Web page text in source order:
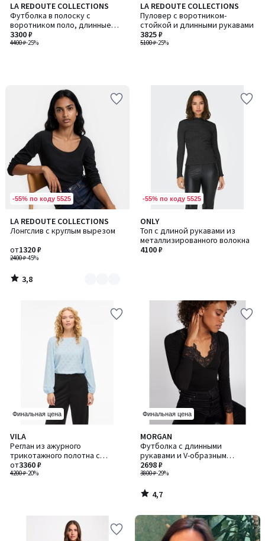
LA REDOUTE COLLECTIONS
Футболка в полоску с
воротником поло, длинные
рукава
4400 ₽-25%
3300 ₽
LA REDOUTE COLLECTIONS
Пуловер с воротником-
стойкой и длинными рукавами
5100 ₽-25%
3825 ₽
-55% по коду 5525
LA REDOUTE COLLECTIONS
Лонгслив с круглым вырезом
2400 ₽-45%
от1320 ₽
3,8
/ 5
Количество
цветов:
3,8
/
-55% по коду 5525
ONLY
Топ с длиной рукавами из
металлизированного волокна
4100 ₽
Финальная цена
VILA
Реглан из ажурного
трикотажного полотна с
длинным рукавом
4200 ₽-20%
от3360 ₽
Финальная цена
MORGAN
Футболка с длинными
рукавами и V-образным
вырезом из кружева
3800 ₽-29%
2698 ₽
4,7
/ 5
4,7
/
-